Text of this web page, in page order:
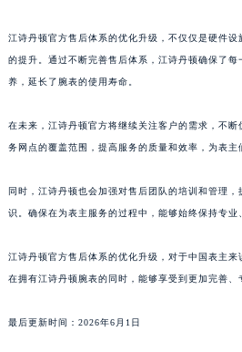
江诗丹顿官方售后体系的优化升级，不仅仅是硬件
的提升。通过不断完善售后体系，江诗丹顿确保了
养，延长了腕表的使用寿命。
在未来，江诗丹顿官方将继续关注客户的需求，不
务网点的覆盖范围，提高服务的质量和效率，为表主
同时，江诗丹顿也会加强对售后团队的培训和管理
识。确保在为表主服务的过程中，能够始终保持专业
江诗丹顿官方售后体系的优化升级，对于中国表主
在拥有江诗丹顿腕表的同时，能够享受到更加完善、
最后更新时间：2026年6月1日